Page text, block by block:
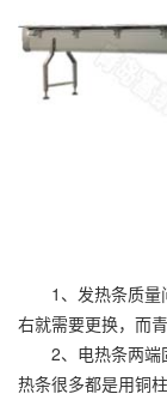
1、发热条质量
右就需要更换，而
2、电热条两端
热条很多都是用铜